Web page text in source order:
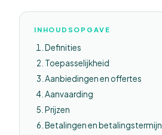
INHOUDSOPGAVE
Definities
Toepasselijkheid
Aanbiedingen en offertes
Aanvaarding
Prijzen
Betalingen en betalingstermijn